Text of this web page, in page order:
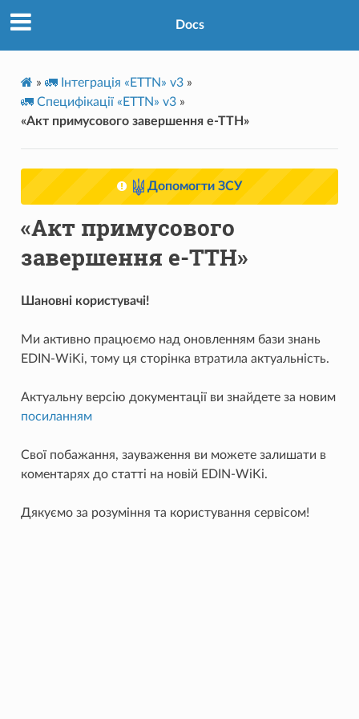
Docs
» 🚛 Інтеграція «ETTN» v3»
🚛 Специфікації «ETTN» v3»
«Акт примусового завершення е-ТТН»
Допомогти ЗСУ
«Акт примусового
завершення е-ТТН»
Шановні користувачі!
Ми активно працюємо над оновленням бази знань
EDIN-WiKi, тому ця сторінка втратила актуальність.
Актуальну версію документації ви знайдете за новим
посиланням
Свої побажання, зауваження ви можете залишати в
коментарях до статті на новій EDIN-WiKi.
Дякуємо за розуміння та користування сервісом!